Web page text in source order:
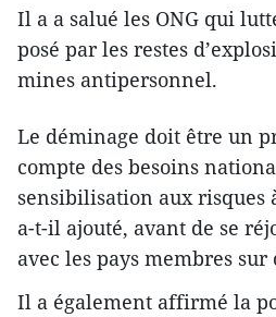
Il a a salué les ONG qui
posé par les restes
mines antipersonnel.
Le déminage doit être un
compte des besoins
sensibilisation aux risques
a-t-il ajouté, avant de se
avec les pays membres sur
Il a également affirmé la